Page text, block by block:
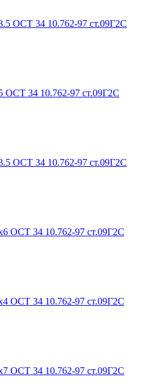
ОСТ 34 10.762-97 ст.09Г2С
ОСТ 34 10.762-97 ст.09Г2С
ОСТ 34 10.762-97 ст.09Г2С
ОСТ 34 10.762-97 ст.09Г2С
ОСТ 34 10.762-97 ст.09Г2С
ОСТ 34 10.762-97 ст.09Г2С